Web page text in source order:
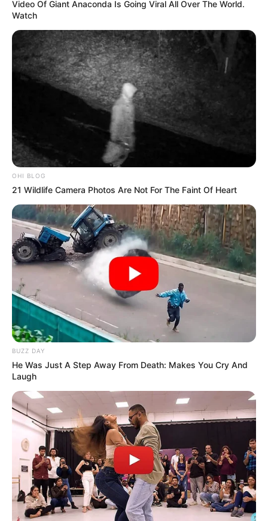
ALERTA BOGOTÁ EN GOOGLE NEWS
TEMAS RELACIONADOS
NOTICIAS ANTIOQUIA
MEDELLÍN
NOTICIAS MEDELLÍN
HURTO
MANTÉNGASE EN ALERTA
Tenemos todas las noticias que le
interesan. Para estar bien informado, por
favor, active las notificaciones de Alerta.
ACTIVAR AHORA
TEMAS DESTACADOS
EMERGENCIAS POR LLUVIAS
METRO DE MEDELLÍN
ELECCIONES PRESIDENCIALES
MARINILLA - ANTIOQUIA
EPM
YONDÓ - ANTIOQUIA
RIONEGRO
Video Of Giant Anaconda Is Going Viral All Over The World.
Watch
OHI BLOG
21 Wildlife Camera Photos Are Not For The Faint Of Heart
BUZZ DAY
He Was Just A Step Away From Death: Makes You Cry And
Laugh